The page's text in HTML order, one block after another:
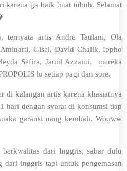
karena ga baik buat tubuh. Selamat
ternyata artis Andre Taulani, Ola
Gisel, David Chalik, Ippho
Sefira, Jamil Azzaini, mereka
lo setiap pagi dan sore.
di kalangan artis karena khasiatnya
hari dengan syarat di konsumsi tiap
garansi uang kembali. Wooww
dari Inggris, sabar dulu
dari inggris tapi untuk pengemasan